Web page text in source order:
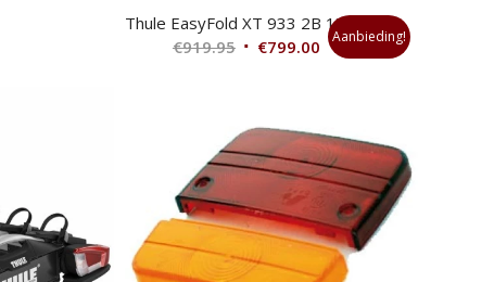
Thule EasyFold XT 933 2B 13pin
€919.95 Oorspronkelijke
€919.95.
€799.00Huidige
Aanbieding!